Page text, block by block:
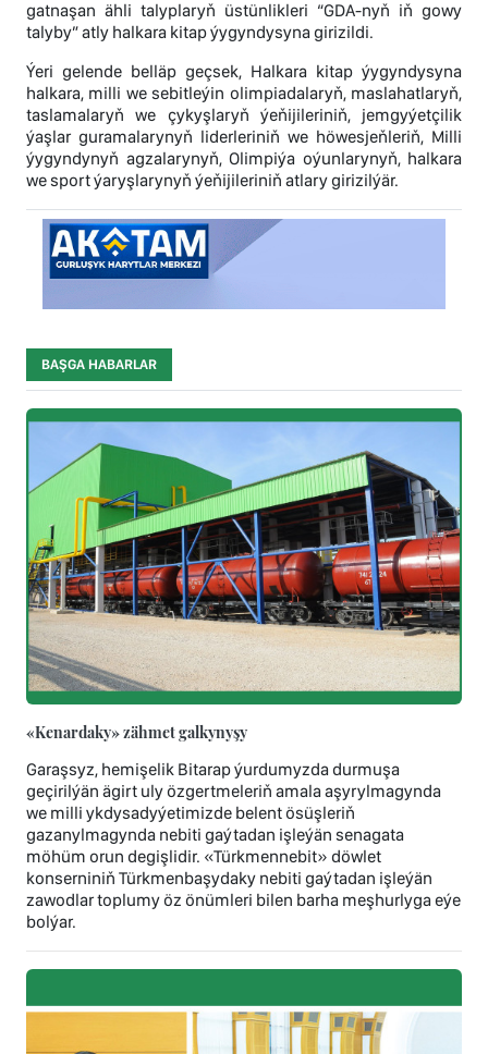
gatnaşan ähli talyplaryň üstünlikleri “GDA-nyň iň gowy
talyby” atly halkara kitap ýygyndysyna girizildi.
Ýeri gelende belläp geçsek, Halkara kitap ýygyndysyna
halkara, milli we sebitleýin olimpiadalaryň, maslahatlaryň,
taslamalaryň we çykyşlaryň ýeňijileriniň, jemgyýetçilik
ýaşlar guramalarynyň liderleriniň we höwesjeňleriň, Milli
ýygyndynyň agzalarynyň, Olimpiýa oýunlarynyň, halkara
we sport ýaryşlarynyň ýeňijileriniň atlary girizilýär.
BAŞGA HABARLAR
«Kenardaky» zähmet galkynyşy
Garaşsyz, hemişelik Bitarap ýurdumyzda durmuşa
geçirilýän ägirt uly özgertmeleriň amala aşyrylmagynda
we milli ykdysadyýetimizde belent ösüşleriň
gazanylmagynda nebiti gaýtadan işleýän senagata
möhüm orun degişlidir. «Türkmennebit» döwlet
konserniniň Türkmenbaşydaky nebiti gaýtadan işleýän
zawodlar toplumy öz önümleri bilen barha meşhurlyga eýe
bolýar.